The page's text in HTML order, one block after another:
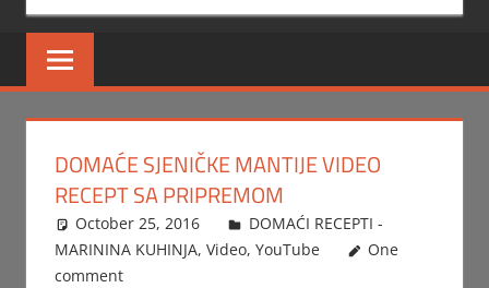
DOMAĆE SJENIČKE MANTIJE VIDEO
RECEPT SA PRIPREMOM
October 25, 2016 FTorgAdmin
DOMAĆI RECEPTI -
MARININA KUHINJA, Video, YouTube
One
comment